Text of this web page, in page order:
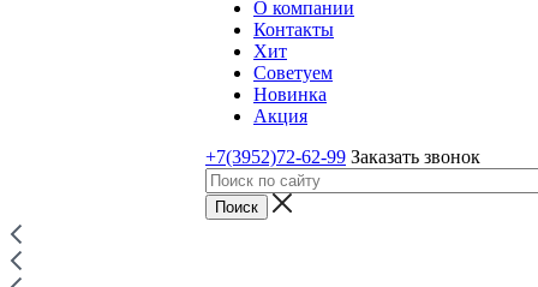
О компании
Контакты
Хит
Советуем
Новинка
Акция
+7(3952)72-62-99 Заказать звонок